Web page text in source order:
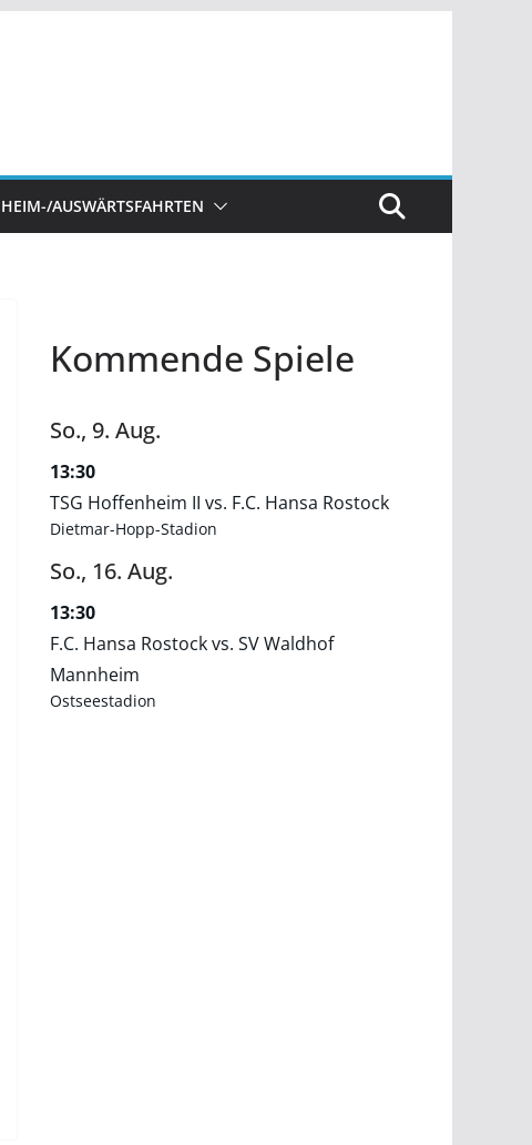
HEIM-/AUSWÄRTSFAHRTEN
Kommende Spiele
So., 9. Aug.
13:30
TSG Hoffenheim II vs. F.C. Hansa Rostock
Dietmar-Hopp-Stadion
So., 16. Aug.
13:30
F.C. Hansa Rostock vs. SV Waldhof
Mannheim
Ostseestadion